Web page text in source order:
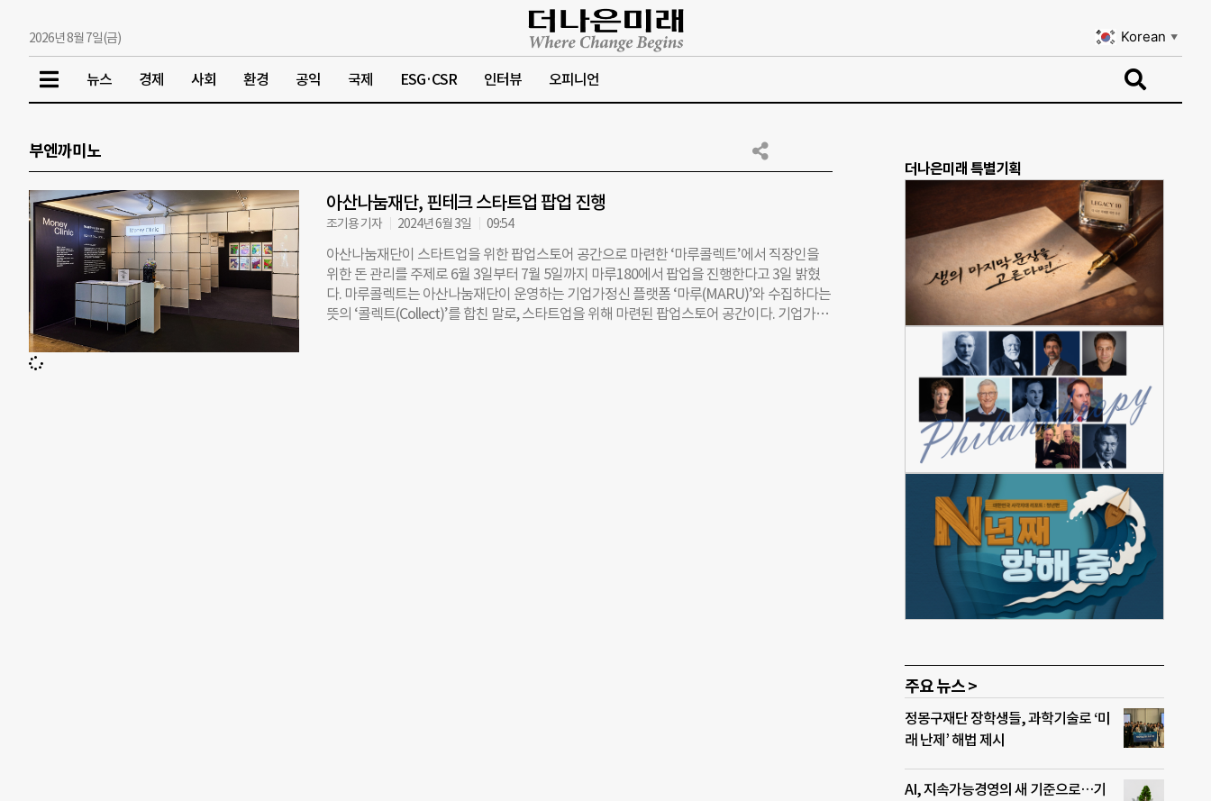
2026년 8월 7일(금) Korean ▼
뉴스 경제 사회 환경 공익 국제 ESG·CSR 인터뷰 오피니언
부엔까미노
아산나눔재단, 핀테크 스타트업 팝업 진행
조기용 기자 2024년 6월 3일 09:54
아산나눔재단이 스타트업을 위한 팝업스토어 공간으로 마련한 ‘마루콜렉트’에서 직장인을
위한 돈 관리를 주제로 6월 3일부터 7월 5일까지 마루180에서 팝업을 진행한다고 3일 밝혔
다. 마루콜렉트는 아산나눔재단이 운영하는 기업가정신 플랫폼 ‘마루(MARU)’와 수집하다는
뜻의 ‘콜렉트(Collect)’를 합친 말로, 스타트업을 위해 마련된 팝업스토어 공간이다. 기업가정
더나은미래 특별기획
주요 뉴스 >
정몽구재단 장학생들, 과학기술로 ‘미
래 난제’ 해법 제시
AI, 지속가능경영의 새 기준으로…기